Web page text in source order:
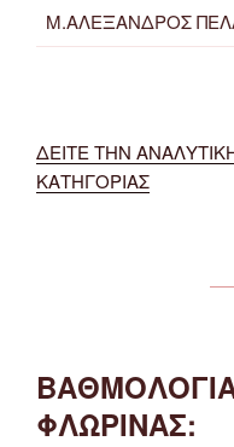
Μ.ΑΛΕΞΑΝΔΡΟΣ
ΔΕΙΤΕ ΤΗΝ
ΚΑΤΗΓΟΡΙΑΣ
ΦΛΩΡΙΝΑΣ: